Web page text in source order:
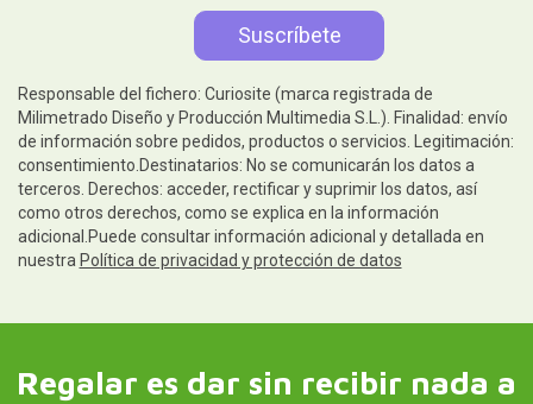
Responsable del fichero: Curiosite (marca registrada de
Milimetrado Diseño y Producción Multimedia S.L.). Finalidad: envío
de información sobre pedidos, productos o servicios. Legitimación:
consentimiento.Destinatarios: No se comunicarán los datos a
terceros. Derechos: acceder, rectificar y suprimir los datos, así
como otros derechos, como se explica en la información
adicional.Puede consultar información adicional y detallada en
nuestra Política de privacidad y protección de datos
Regalar es dar sin recibir nada a